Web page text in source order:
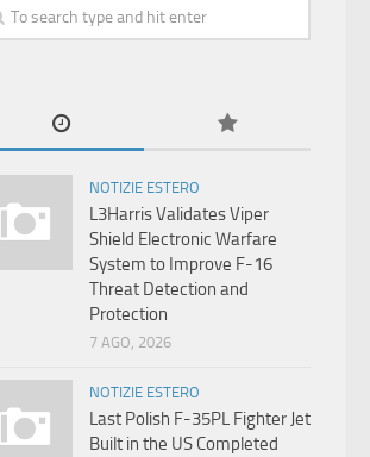
NOTIZIE ESTERO
L3Harris Validates Viper
Shield Electronic Warfare
System to Improve F-16
Threat Detection and
Protection
7 AGO, 2026
NOTIZIE ESTERO
Last Polish F-35PL Fighter Jet
Built in the US Completed